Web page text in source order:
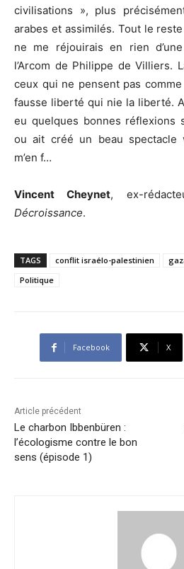
civilisations », plus
arabes et assimilés. Tout le
ne me réjouirais en rien
l’Arcom de Philippe de Villiers.
ceux qui ne pensent pas
fausse liberté qui nie la liberté.
eu quelques bonnes réflexions
ou ait créé un beau spectacle
m’en f…
Vincent Cheynet, ex-
Décroissance.
TAGS conflit israélo-palestinien
Politique
Facebook X
Article précédent
Le charbon Ibbenbüren :
l’écologisme contre le bon
sens (épisode 1)